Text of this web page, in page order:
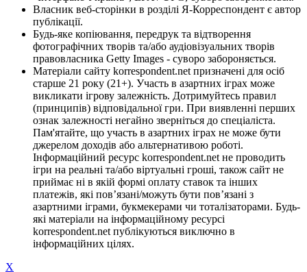
Власник веб-сторінки в розділі Я-Корреспондент є автор
публікації.
Будь-яке копіювання, передрук та відтворення
фотографічних творів та/або аудіовізуальних творів
правовласника Getty Images - суворо забороняється.
Матеріали сайту korrespondent.net призначені для осіб
старше 21 року (21+). Участь в азартних іграх може
викликати ігрову залежність. Дотримуйтесь правил
(принципів) відповідальної гри. При виявленні перших
ознак залежності негайно зверніться до спеціаліста.
Пам'ятайте, що участь в азартних іграх не може бути
джерелом доходів або альтернативою роботі.
Інформаційний ресурс korrespondent.net не проводить
ігри на реальні та/або віртуальні гроші, також сайт не
приймає ні в якій формі оплату ставок та інших
платежів, які пов’язані/можуть бути пов’язані з
азартними іграми, букмекерами чи тоталізаторами. Будь-
які матеріали на інформаційному ресурсі
korrespondent.net публікуються виключно в
інформаційних цілях.
X